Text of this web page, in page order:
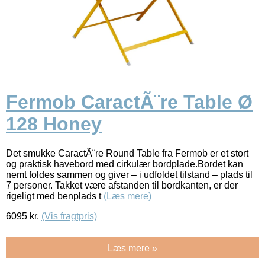
Fermob CaractÃ¨re Table Ø
128 Honey
Det smukke CaractÃ¨re Round Table fra Fermob er et stort
og praktisk havebord med cirkulær bordplade.Bordet kan
nemt foldes sammen og giver – i udfoldet tilstand – plads til
7 personer. Takket være afstanden til bordkanten, er der
rigeligt med benplads t (Læs mere)
6095 kr. (Vis fragtpris)
Læs mere »